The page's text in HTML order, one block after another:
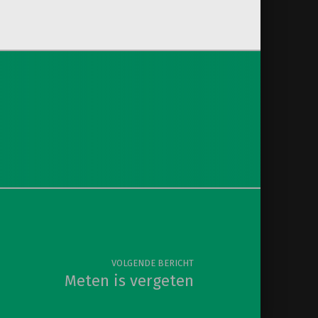
VOLGENDE BERICHT
Meten is vergeten